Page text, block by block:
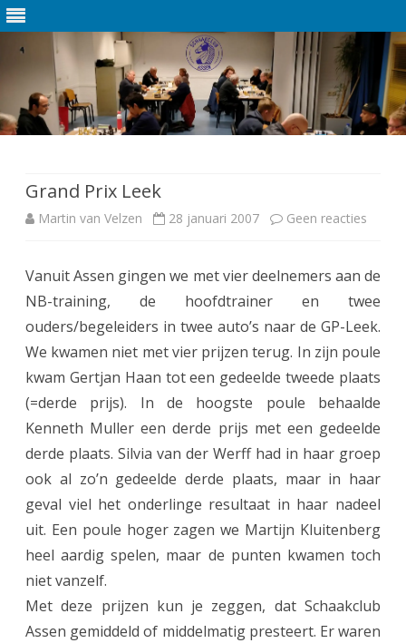
Grand Prix Leek
Martin van Velzen 28 januari 2007 Geen reacties
G
a
n
d
r
i
x
e
e
Vanuit Assen gingen we met vier deelnemers aan de
NB-training, de hoofdtrainer en twee
ouders/begeleiders in twee auto’s naar de GP-Leek.
We kwamen niet met vier prijzen terug. In zijn poule
kwam Gertjan Haan tot een gedeelde tweede plaats
(=derde prijs). In de hoogste poule behaalde
Kenneth Muller een derde prijs met een gedeelde
derde plaats. Silvia van der Werff had in haar groep
ook al zo’n gedeelde derde plaats, maar in haar
geval viel het onderlinge resultaat in haar nadeel
uit. Een poule hoger zagen we Martijn Kluitenberg
heel aardig spelen, maar de punten kwamen toch
niet vanzelf.
Met deze prijzen kun je zeggen, dat Schaakclub
Assen gemiddeld of middelmatig presteert. Er waren